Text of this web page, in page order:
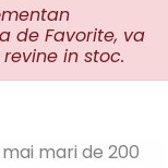
de Favorite, va
in stoc.
mari de 200